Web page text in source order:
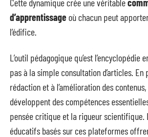
Cette dynamique crée une véritable
d’apprentissage où chacun peut
l’édifice.
L’outil pédagogique qu’est l’encyclopédie
pas à la simple consultation d’articles.
rédaction et à l’amélioration des
développent des compétences
pensée critique et la rigueur scientifique.
éducatifs basés sur ces plateformes